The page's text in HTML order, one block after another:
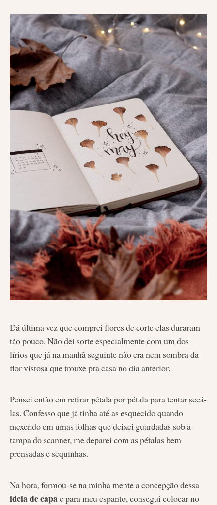
Dá última vez que comprei flores de corte elas duraram
tão pouco. Não dei sorte especialmente com um dos
lírios que já na manhã seguinte não era nem sombra da
flor vistosa que trouxe pra casa no dia anterior.
Pensei então em retirar pétala por pétala para tentar secá-
las. Confesso que já tinha até as esquecido quando
mexendo em umas folhas que deixei guardadas sob a
tampa do scanner, me deparei com as pétalas bem
prensadas e sequinhas.
Na hora, formou-se na minha mente a concepção dessa
ideia de capae para meu espanto, consegui colocar no